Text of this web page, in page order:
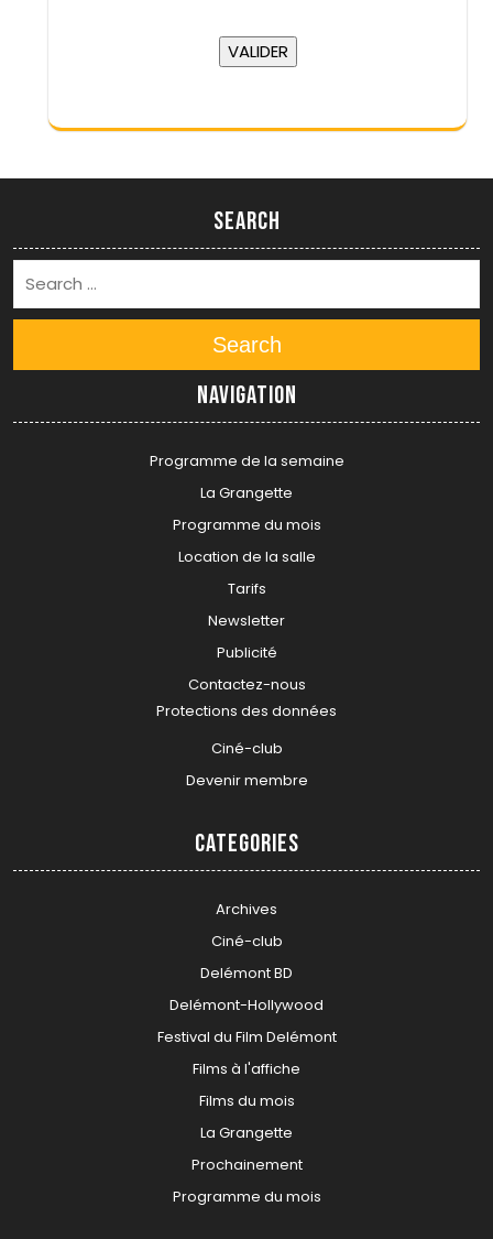
Search
Search
Navigation
Programme de la semaine
La Grangette
Programme du mois
Location de la salle
Tarifs
Newsletter
Publicité
Contactez-nous
Protections des données
Ciné-club
Devenir membre
Categories
Archives
Ciné-club
Delémont BD
Delémont-Hollywood
Festival du Film Delémont
Films à l'affiche
Films du mois
La Grangette
Prochainement
Programme du mois